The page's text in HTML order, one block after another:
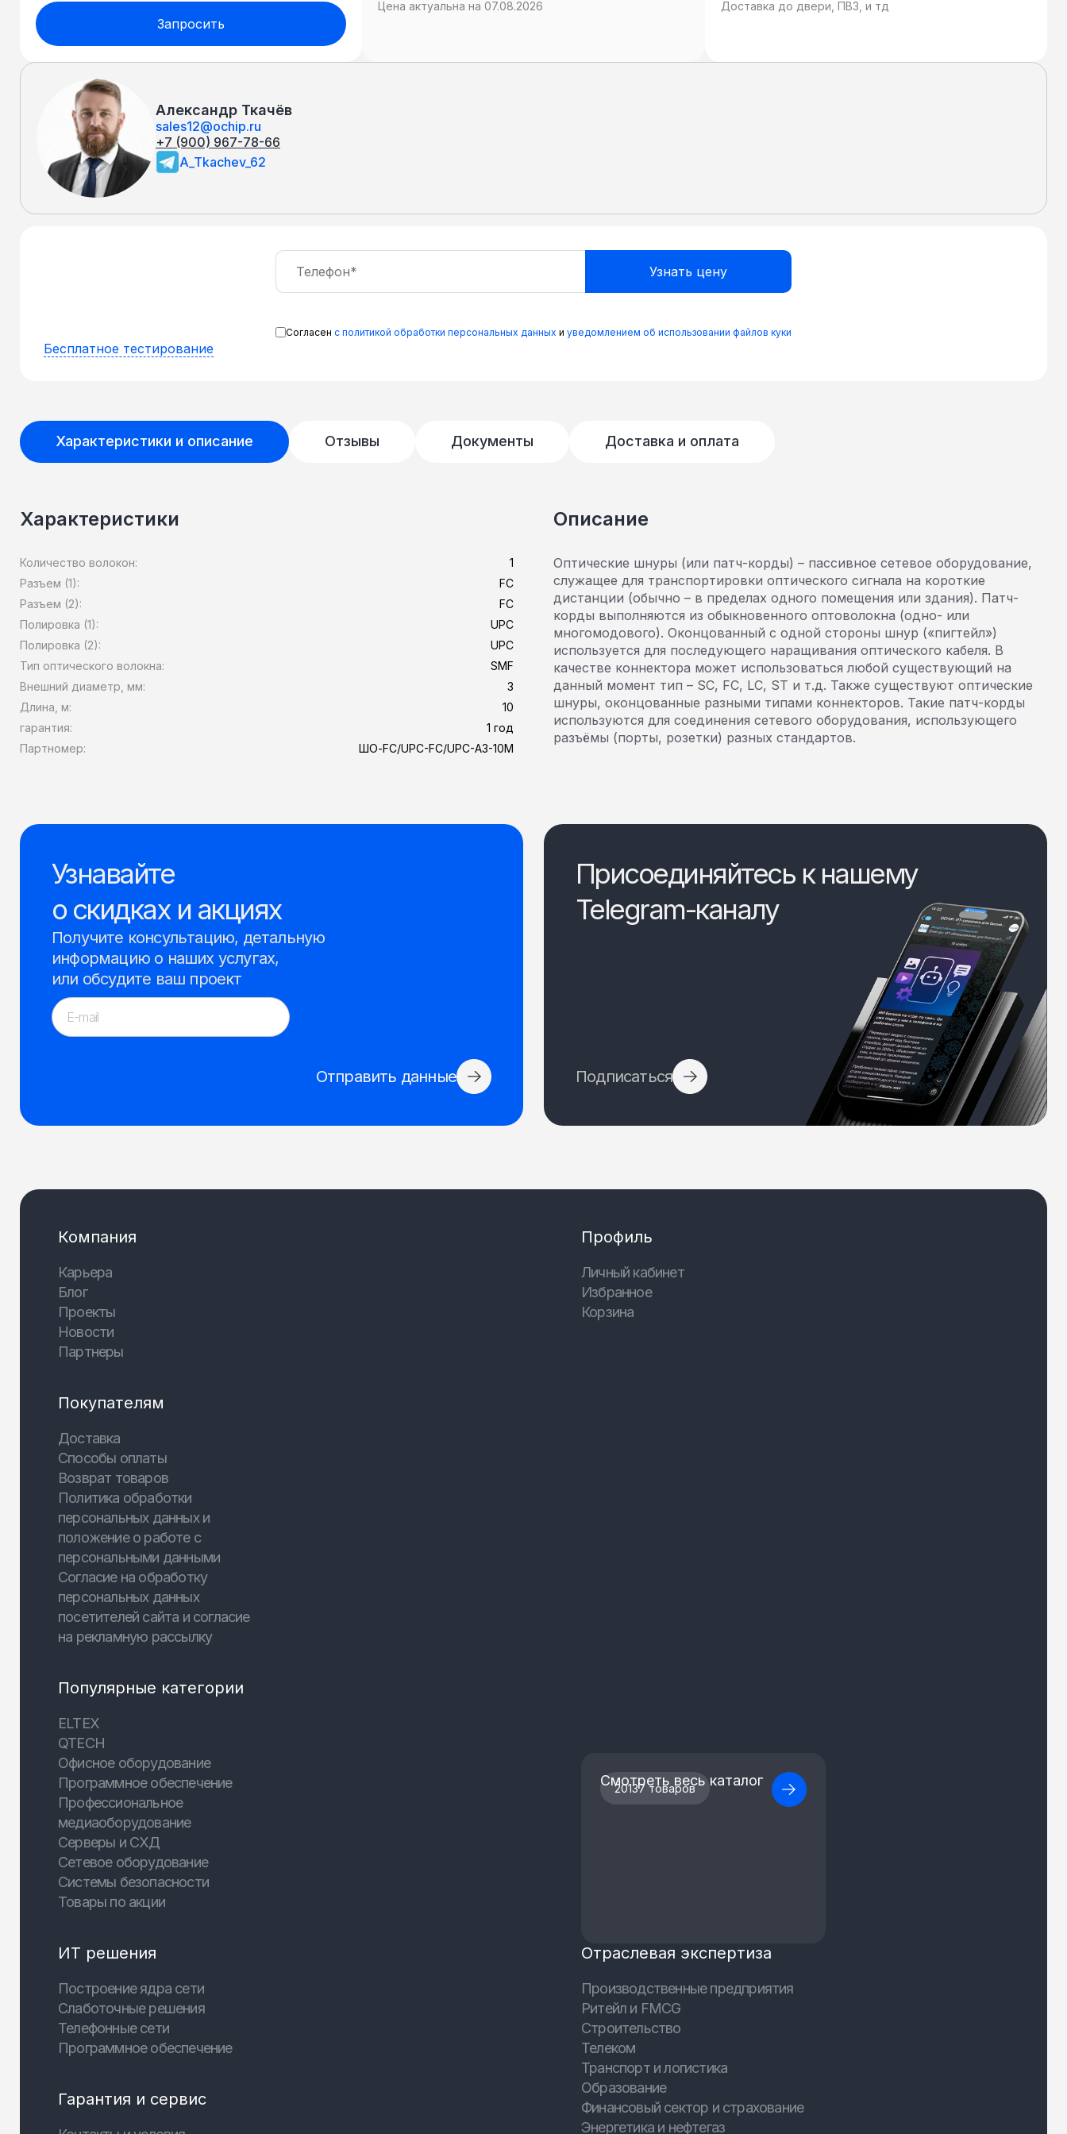
Запросить
Цена актуальна на 07.08.2026 Доставка до двери, ПВЗ, и тд
Александр Ткачёв
sales12@ochip.ru
+7 (900) 967-78-66
A_Tkachev_62
Согласен с политикой обработки персональных данных и уведомлением об использовании файлов куки
Бесплатное тестирование
Характеристики и описание Отзывы Документы Доставка и оплата
Характеристики
Количество волокон:
1
Разъем (1):
FC
Разъем (2):
FC
Полировка (1):
UPC
Полировка (2):
UPC
Тип оптического волокна:
SMF
Внешний диаметр, мм:
3
Длина, м:
10
гарантия:
1 год
Партномер:
ШО-FC/UPC-FC/UPC-A3-10M
Описание
Оптические шнуры (или патч-корды) – пассивное сетевое оборудование,
служащее для транспортировки оптического сигнала на короткие
дистанции (обычно – в пределах одного помещения или здания). Патч-
корды выполняются из обыкновенного оптоволокна (одно- или
многомодового). Оконцованный с одной стороны шнур («пигтейл»)
используется для последующего наращивания оптического кабеля. В
качестве коннектора может использоваться любой существующий на
данный момент тип – SC, FC, LC, ST и т.д. Также существуют оптические
шнуры, оконцованные разными типами коннекторов. Такие патч-корды
используются для соединения сетевого оборудования, использующего
разъёмы (порты, розетки) разных стандартов.
Узнавайте
о скидках и акциях
Получите консультацию, детальную
информацию о наших услугах,
или обсудите ваш проект
Отправить данные
Присоединяйтесь к нашему
Telegram-каналу
Подписаться
Компания
Карьера
Блог
Проекты
Новости
Партнеры
Покупателям
Доставка
Способы оплаты
Возврат товаров
Политика обработки
персональных данных и
положение о работе с
персональными данными
Согласие на обработку
персональных данных
посетителей сайта и согласие
на рекламную рассылку
Популярные категории
ELTEX
QTECH
Офисное оборудование
Программное обеспечение
Профессиональное
медиаоборудование
Серверы и СХД
Сетевое оборудование
Системы безопасности
Товары по акции
Профиль
Личный кабинет
Избранное
Корзина
20137 товаров
Смотреть весь каталог
ИТ решения
Построение ядра сети
Слаботочные решения
Телефонные сети
Программное обеспечение
Гарантия и сервис
Отраслевая экспертиза
Производственные предприятия
Ритейл и FMCG
Строительство
Телеком
Транспорт и логистика
Образование
Финансовый сектор и страхование
Энергетика и нефтегаз